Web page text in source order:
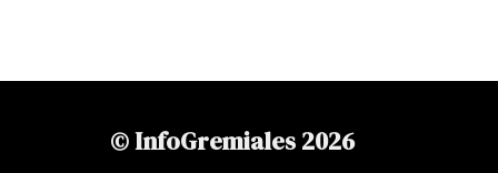
© InfoGremiales 2026